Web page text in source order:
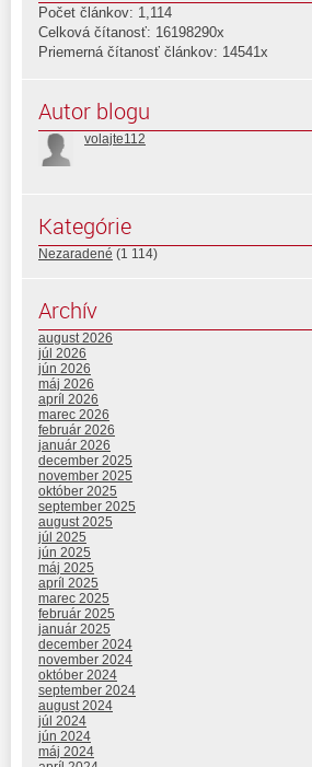
Počet článkov: 1,114
Celková čítanosť: 16198290x
Priemerná čítanosť článkov: 14541x
Autor blogu
volajte112
Kategórie
Nezaradené (1 114)
Archív
august 2026
júl 2026
jún 2026
máj 2026
apríl 2026
marec 2026
február 2026
január 2026
december 2025
november 2025
október 2025
september 2025
august 2025
júl 2025
jún 2025
máj 2025
apríl 2025
marec 2025
február 2025
január 2025
december 2024
november 2024
október 2024
september 2024
august 2024
júl 2024
jún 2024
máj 2024